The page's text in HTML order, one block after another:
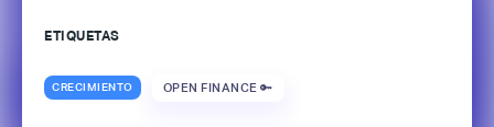
ETIQUETAS
CRECIMIENTO OPEN FINANCE 🔑